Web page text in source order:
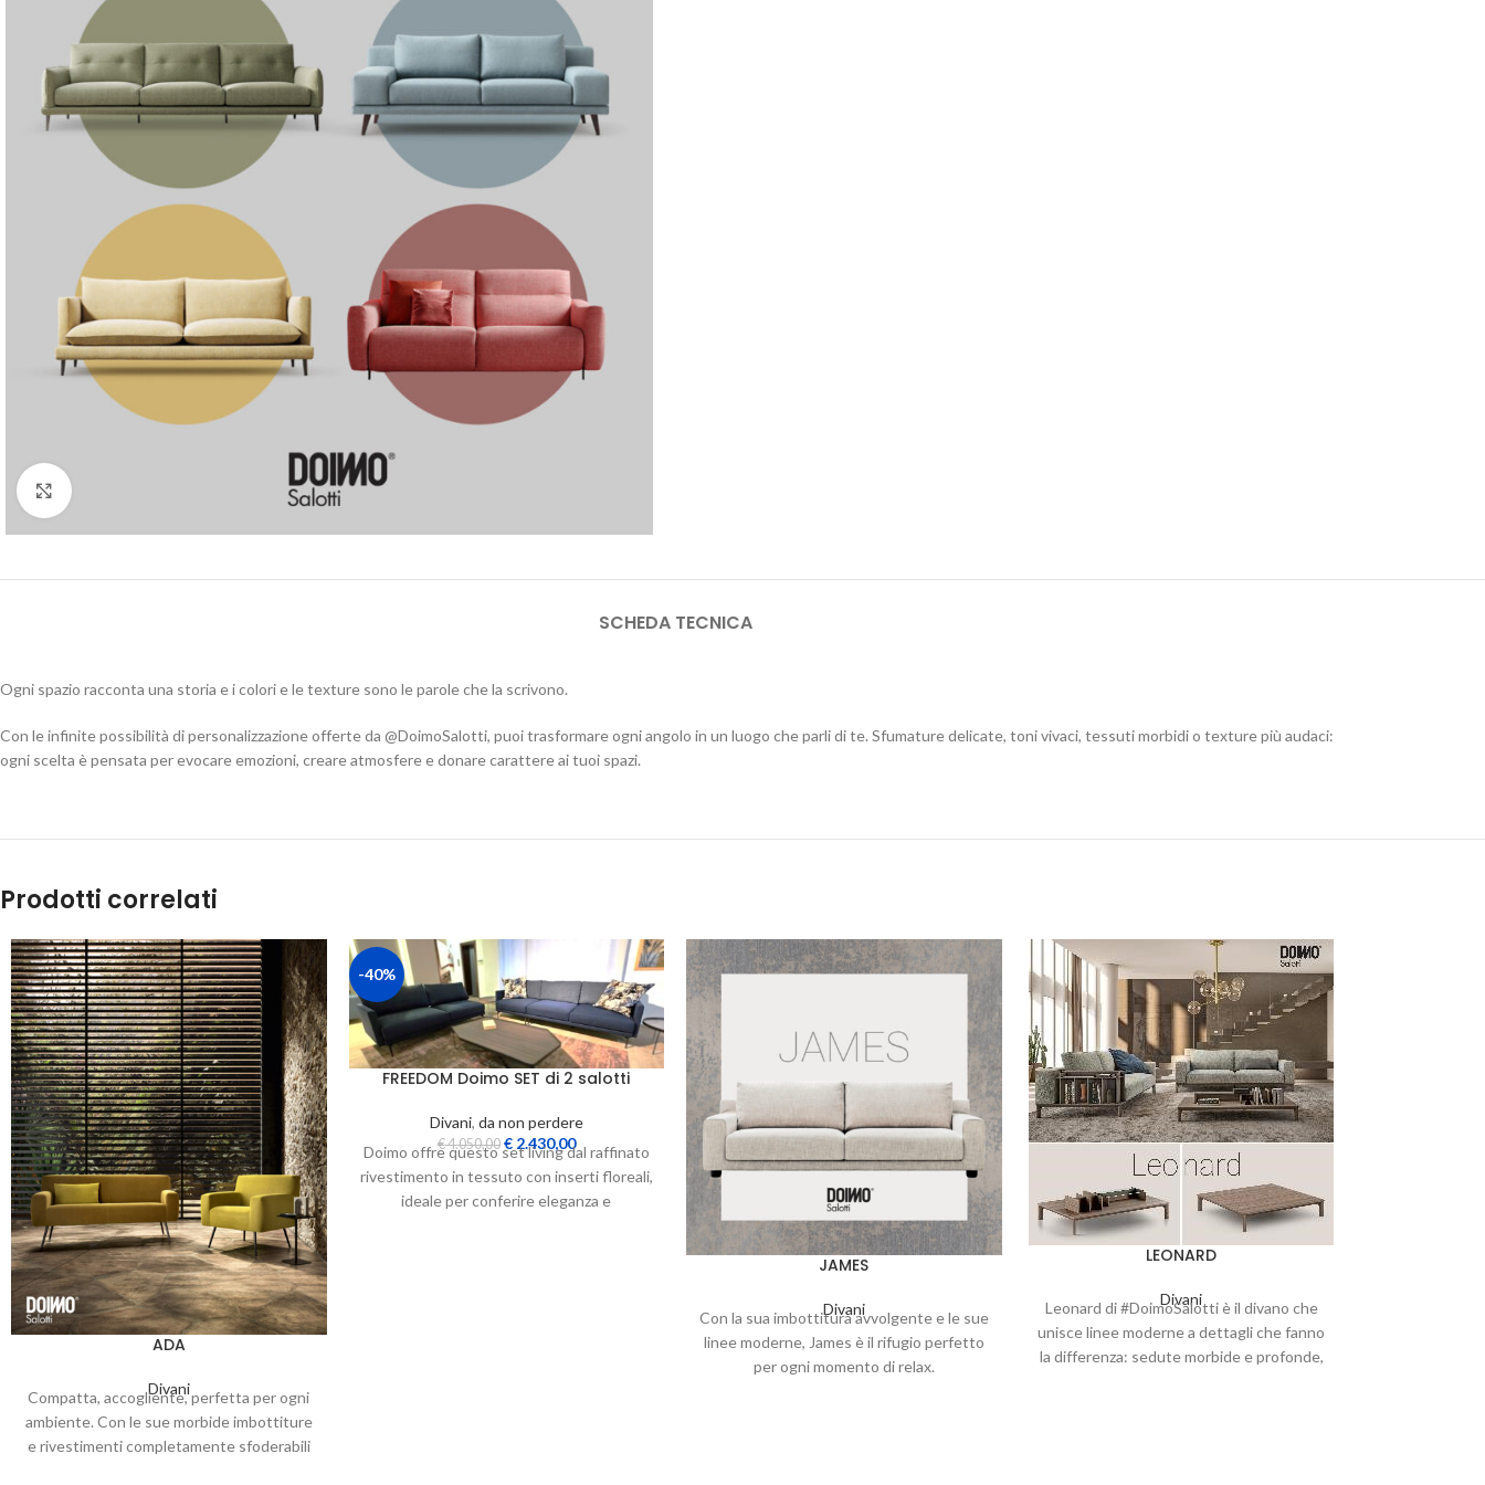
SCHEDA TECNICA
Ogni spazio racconta una storia e i colori e le texture sono le parole che la scrivono.
Con le infinite possibilità di personalizzazione offerte da @DoimoSalotti, puoi trasformare ogni angolo in un luogo che parli di te. Sfumature delicate, toni vivaci, tessuti morbidi o texture più audaci:
ogni scelta è pensata per evocare emozioni, creare atmosfere e donare carattere ai tuoi spazi.
Prodotti correlati
ADA
Divani
Compatta, accogliente, perfetta per ogni
ambiente. Con le sue morbide imbottiture
e rivestimenti completamente sfoderabili
-40%
FREEDOM Doimo SET di 2 salotti
Divani, da non perdere
€4.050,00 €2.430,00
Doimo offre questo set living dal raffinato
rivestimento in tessuto con inserti floreali,
ideale per conferire eleganza e
JAMES
Divani
Con la sua imbottitura avvolgente e le sue
linee moderne, James è il rifugio perfetto
per ogni momento di relax.
LEONARD
Divani
Leonard di #DoimoSalotti è il divano che
unisce linee moderne a dettagli che fanno
la differenza: sedute morbide e profonde,